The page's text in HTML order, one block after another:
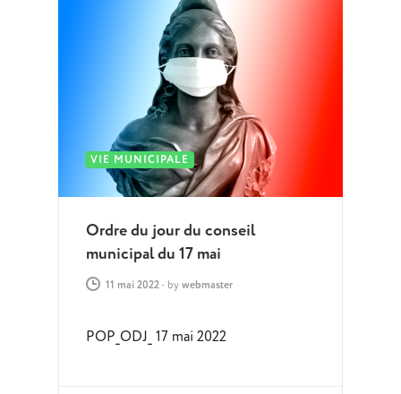
VIE MUNICIPALE
Ordre du jour du conseil
municipal du 17 mai
11 mai 2022- by webmaster
POP_ODJ_ 17 mai 2022